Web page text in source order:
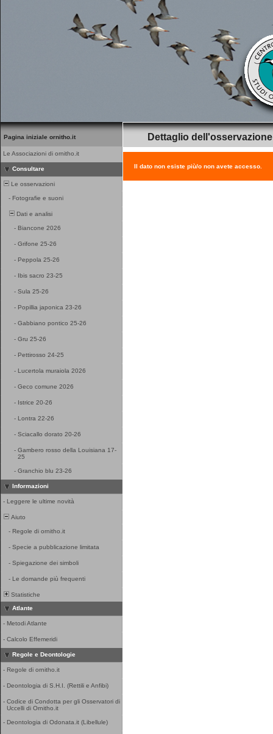
Pagina iniziale ornitho.it
Le Associazioni di ornitho.it
Consultare
Le osservazioni
- Fotografie e suoni
Dati e analisi
- Biancone 2026
- Grifone 25-26
- Peppola 25-26
- Ibis sacro 23-25
- Sula 25-26
- Popillia japonica 23-26
- Gabbiano pontico 25-26
- Gru 25-26
- Pettirosso 24-25
- Lucertola muraiola 2026
- Geco comune 2026
- Istrice 20-26
- Lontra 22-26
- Sciacallo dorato 20-26
- Gambero rosso della Louisiana 17-
25
- Granchio blu 23-26
Informazioni
- Leggere le ultime novità
Aiuto
- Regole di ornitho.it
- Specie a pubblicazione limitata
- Spiegazione dei simboli
- Le domande più frequenti
Statistiche
Atlante
- Metodi Atlante
- Calcolo Effemeridi
Regole e Deontologie
- Regole di ornitho.it
- Deontologia di S.H.I. (Rettili e Anfibi)
- Codice di Condotta per gli Osservatori di
Uccelli di Ornitho.it
- Deontologia di Odonata.it (Libellule)
Dettaglio dell'osservazione
Il dato non esiste più/o non avete accesso.